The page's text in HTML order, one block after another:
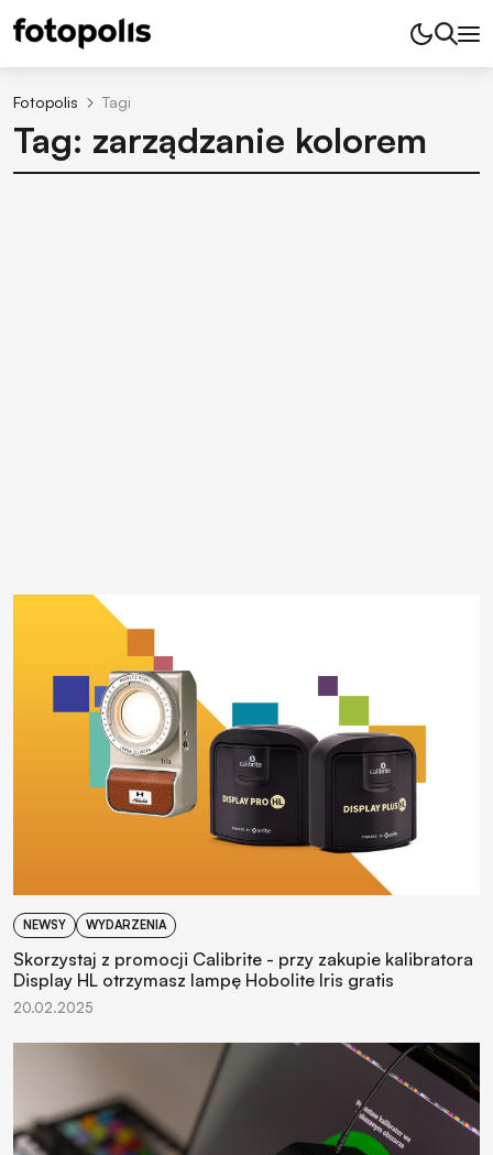
Fotopolis Tagi
Tag: zarządzanie kolorem
NEWSY WYDARZENIA
Skorzystaj z promocji Calibrite - przy zakupie kalibratora
Display HL otrzymasz lampę Hobolite Iris gratis
20.02.2025